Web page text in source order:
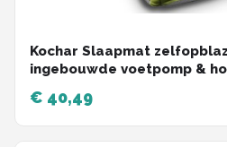
Kochar Slaapmat
ingebouwde voetpomp &
groot formaat - Camping
Groen
€ 40,49